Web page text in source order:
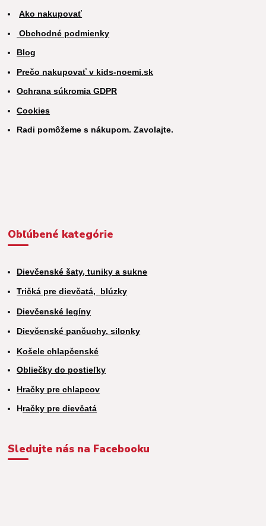
Ako nakupovať
Obchodné podmienky
Blog
Prečo nakupovať v kids-noemi.sk
Ochrana súkromia GDPR
Cookies
Radi pomôžeme s nákupom. Zavolajte.
Obľúbené kategórie
Dievčenské šaty, tuniky a sukne
Tričká pre dievčatá, blúzky
Dievčenské legíny
Dievčenské pančuchy, silonky
Košele chlapčenské
Obliečky do postieľky
Hračky pre chlapcov
Hračky pre dievčatá
Sledujte nás na Facebooku